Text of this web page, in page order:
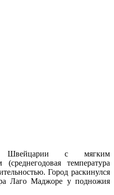
Швейцарии с мягким
температура
Город раскинулся
Лаго Маджоре у подножия